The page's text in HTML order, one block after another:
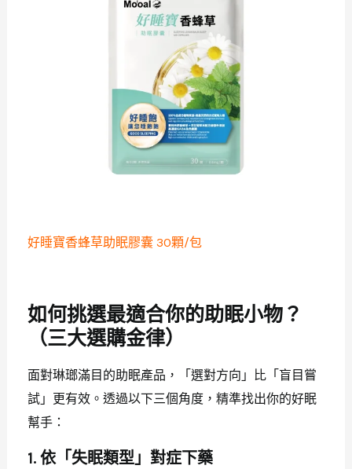
好睡寶香蜂草助眠膠囊 30顆/包
如何挑選最適合你的助眠小物？
（三大選購金律）
面對琳瑯滿目的助眠產品，「選對方向」比「盲目嘗
試」更有效。透過以下三個角度，精準找出你的好眠
幫手：
1. 依「失眠類型」對症下藥